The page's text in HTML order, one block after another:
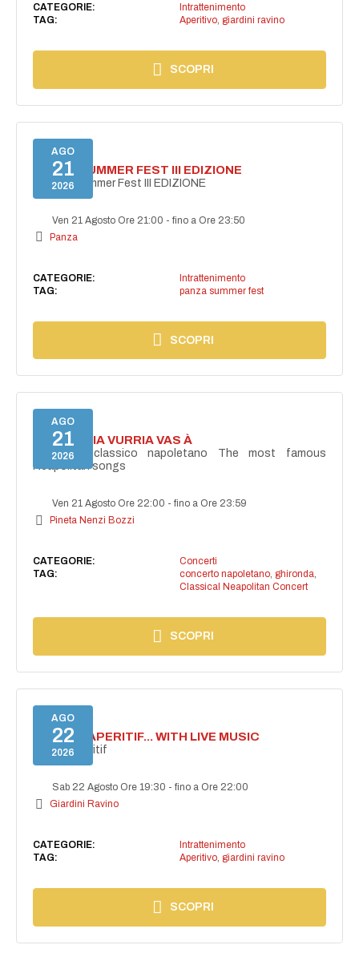
CATEGORIE:
Intrattenimento
TAG:
Aperitivo, giardini ravino
SCOPRI
AGO
21
2026
PANZA SUMMER FEST III EDIZIONE
PANZA Summer Fest III EDIZIONE
Ven 21 Agosto Ore 21:00 -fino a Ore 23:50
Panza
CATEGORIE:
Intrattenimento
TAG:
panza summer fest
SCOPRI
AGO
21
2026
I'TE VURRIA VURRIA VAS À
Concerto classico napoletano The most famous
Neapolitan songs
Ven 21 Agosto Ore 22:00 -fino a Ore 23:59
Pineta Nenzi Bozzi
CATEGORIE:
Concerti
TAG:
concerto napoletano, ghironda,
Classical Neapolitan Concert
SCOPRI
AGO
22
2026
SECRET APERITIF... WITH LIVE MUSIC
Secret aperitif
Sab 22 Agosto Ore 19:30 -fino a Ore 22:00
Giardini Ravino
CATEGORIE:
Intrattenimento
TAG:
Aperitivo, giardini ravino
SCOPRI